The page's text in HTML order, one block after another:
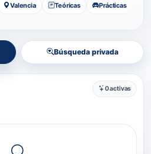
Valencia Teóricas Prácticas
Búsqueda privada
0 activas